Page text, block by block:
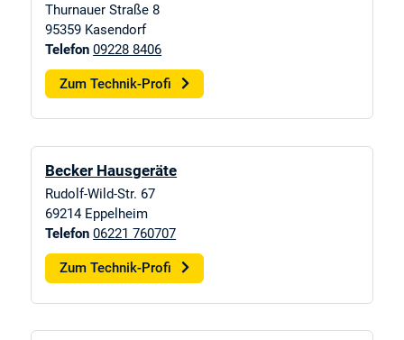
Thurnauer Straße 8
95359 Kasendorf
Telefon 09228 8406
Zum Technik-Profi
Becker Hausgeräte
Rudolf-Wild-Str. 67
69214 Eppelheim
Telefon 06221 760707
Zum Technik-Profi